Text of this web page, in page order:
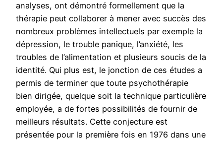
analyses, ont démontré formellement que la
thérapie peut collaborer à mener avec succès des
nombreux problèmes intellectuels par exemple la
dépression, le trouble panique, l’anxiété, les
troubles de l’alimentation et plusieurs soucis de la
identité. Qui plus est, le jonction de ces études a
permis de terminer que toute psychothérapie
bien dirigée, quelque soit la technique particulière
employée, a de fortes possibilités de fournir de
meilleurs résultats. Cette conjecture est
présentée pour la première fois en 1976 dans une